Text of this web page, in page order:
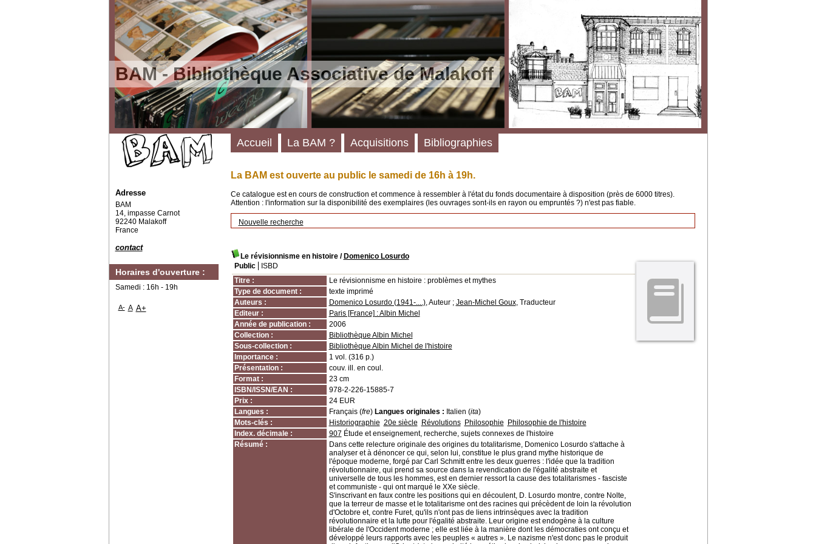
BAM - Bibliothèque Associative de Malakoff
La BAM est ouverte au public le samedi de 16h à 19h.
Ce catalogue est en cours de construction et commence à ressembler à l'état du fonds documentaire à disposition (près de 6000 titres).
Attention : l'information sur la disponibilité des exemplaires (les ouvrages sont-ils en rayon ou empruntés ?) n'est pas fiable.
Nouvelle recherche
Le révisionnisme en histoire/ Domenico Losurdo
Public
ISBD
Titre :
Le révisionnisme en histoire : problèmes et mythes
Type de document :
texte imprimé
Auteurs :
Domenico Losurdo (1941-....), Auteur ; Jean-Michel Goux, Traducteur
Editeur :
Paris [France] : Albin Michel
Année de publication :
2006
Collection :
Bibliothèque Albin Michel
Sous-collection :
Bibliothèque Albin Michel de l'histoire
Importance :
1 vol. (316 p.)
Présentation :
couv. ill. en coul.
Format :
23 cm
ISBN/ISSN/EAN :
978-2-226-15885-7
Prix :
24 EUR
Langues :
Français (fre) Langues originales : Italien (ita)
Mots-clés :
Historiographie 20e siècle Révolutions Philosophie
Philosophie de l'histoire
Index. décimale :
907 Étude et enseignement, recherche, sujets connexes de l'histoire
Résumé :
Dans cette relecture originale des origines du totalitarisme, Domenico Losurdo s'attache à
analyser et à dénoncer ce qui, selon lui, constitue le plus grand mythe historique de
l'époque moderne, forgé par Carl Schmitt entre les deux guerres : l'idée que la tradition
révolutionnaire, qui prend sa source dans la revendication de l'égalité abstraite et
universelle de tous les hommes, est en dernier ressort la cause des totalitarismes - fasciste
et communiste - qui ont marqué le XXe siècle.
S'inscrivant en faux contre les positions qui en découlent, D. Losurdo montre, contre Nolte,
que la terreur de masse et le totalitarisme ont des racines qui précèdent de loin la révolution
d'Octobre et, contre Furet, qu'ils n'ont pas de liens intrinsèques avec la tradition
révolutionnaire et la lutte pour l'égalité abstraite. Leur origine est endogène à la culture
libérale de l'Occident moderne ; elle est liée à la manière dont les démocraties ont conçu et
développé leurs rapports avec les peuples « autres ». Le nazisme n'est donc pas le produit
Accueil La BAM ? Acquisitions Bibliographies
Adresse
BAM
14, impasse Carnot
92240 Malakoff
France
contact
Horaires d'ouverture :
Samedi : 16h - 19h
A- A A+